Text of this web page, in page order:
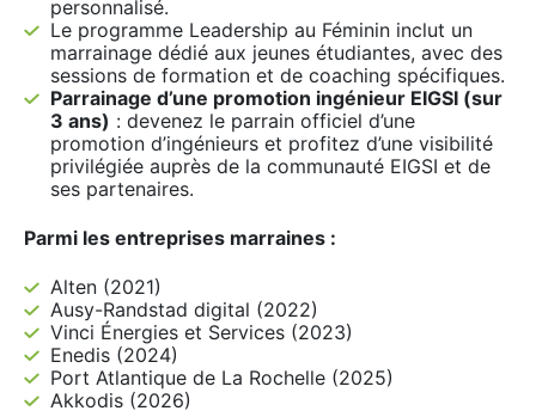
personnalisé.
Le programme Leadership au Féminin inclut un
marrainage dédié aux jeunes étudiantes, avec des
sessions de formation et de coaching spécifiques.
Parrainage d’une promotion ingénieur EIGSI (sur
3 ans) : devenez le parrain officiel d’une
promotion d’ingénieurs et profitez d’une visibilité
privilégiée auprès de la communauté EIGSI et de
ses partenaires.
Parmi les entreprises marraines :
Alten (2021)
Ausy-Randstad digital (2022)
Vinci Énergies et Services (2023)
Enedis (2024)
Port Atlantique de La Rochelle (2025)
Akkodis (2026)